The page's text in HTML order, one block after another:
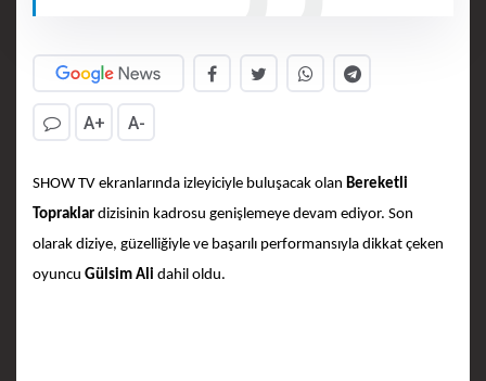
A+ A-
SHOW TV ekranlarında izleyiciyle buluşacak olan Bereketli
Topraklar dizisinin kadrosu genişlemeye devam ediyor. Son
olarak diziye, güzelliğiyle ve başarılı performansıyla dikkat çeken
oyuncu Gülsim Ali dahil oldu.